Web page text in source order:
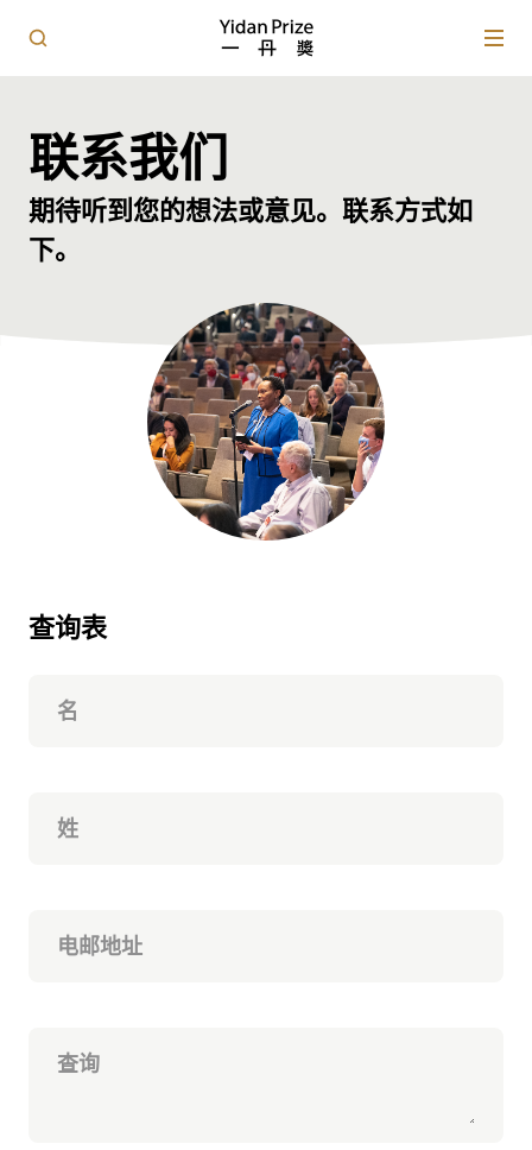
联系我们
期待听到您的想法或意见。联系方式如
下。
查询表
名
姓
电邮地址
查询